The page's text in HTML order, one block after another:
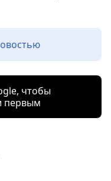
чтобы
первым